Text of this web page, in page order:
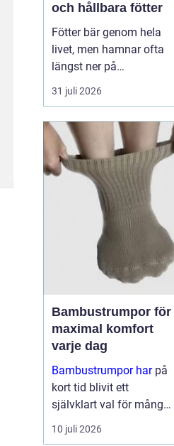
och hållbara fötter
Fötter bär genom hela
livet, men hamnar ofta
längst ner på
prioriteringslistan.
Många söker hjälp först
påverkar vardagen.
Samtidigt visar
erfarenhet från
fotvårdskliniker i och
omkring Örebro att
regelbunden fotvård kan
förebygga e...
31 juli 2026
Bambustrumpor för
maximal komfort
varje dag
Bambustrumpor harpå
kort tid blivit ett
självklart val för många
som vill kombinera
komfort, funktion och
10 juli 2026